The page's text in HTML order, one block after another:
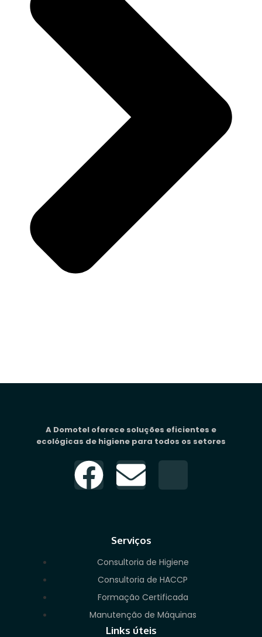
A Domotel oferece soluções eficientes e
ecológicas de higiene para todos os setores
Serviços
Consultoria de Higiene
Consultoria de HACCP
Formação Certificada
Manutenção de Máquinas
Links úteis